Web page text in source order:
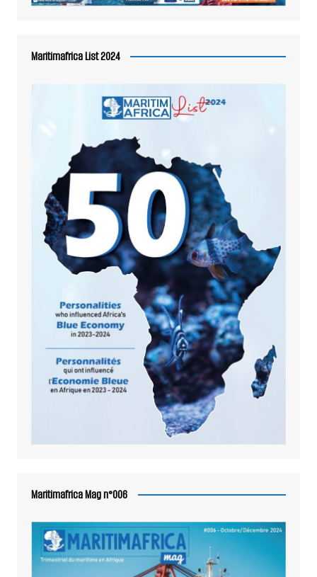
Maritimafrica List 2024
Maritimafrica Mag n°006